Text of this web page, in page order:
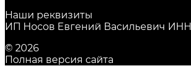
Наши реквизиты
ИП Носов Евгений Васильевич ИНН
© 2026
Полная версия сайта